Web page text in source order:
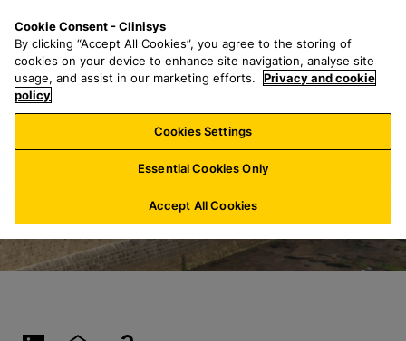
t
e
a
r
h
f
o
:
n
u
Cookie Consent - Clinisys
By clicking “Accept All Cookies”, you agree to the storing of
cookies on your device to enhance site navigation, analyse site
usage, and assist in our marketing efforts.
Privacy and cookie
policy
Cookies Settings
Essential Cookies Only
Accept All Cookies